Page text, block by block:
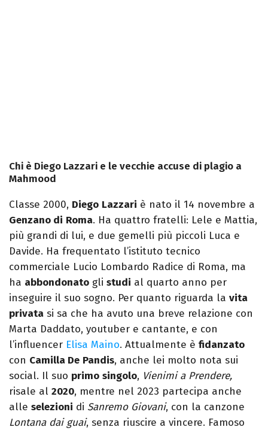
Chi è Diego Lazzari e le vecchie accuse di plagio a
Mahmood
Classe 2000, Diego Lazzari è nato il 14 novembre a
Genzano di Roma. Ha quattro fratelli: Lele e Mattia,
più grandi di lui, e due gemelli più piccoli Luca e
Davide. Ha frequentato l’istituto tecnico
commerciale Lucio Lombardo Radice di Roma, ma
ha abbondonato gli studi al quarto anno per
inseguire il suo sogno. Per quanto riguarda la vita
privata si sa che ha avuto una breve relazione con
Marta Daddato, youtuber e cantante, e con
l’influencer Elisa Maino. Attualmente è fidanzato
con Camilla De Pandis, anche lei molto nota sui
social. Il suo primo singolo, Vienimi a Prendere,
risale al 2020, mentre nel 2023 partecipa anche
alle selezioni di Sanremo Giovani, con la canzone
Lontana dai guai, senza riuscire a vincere. Famoso